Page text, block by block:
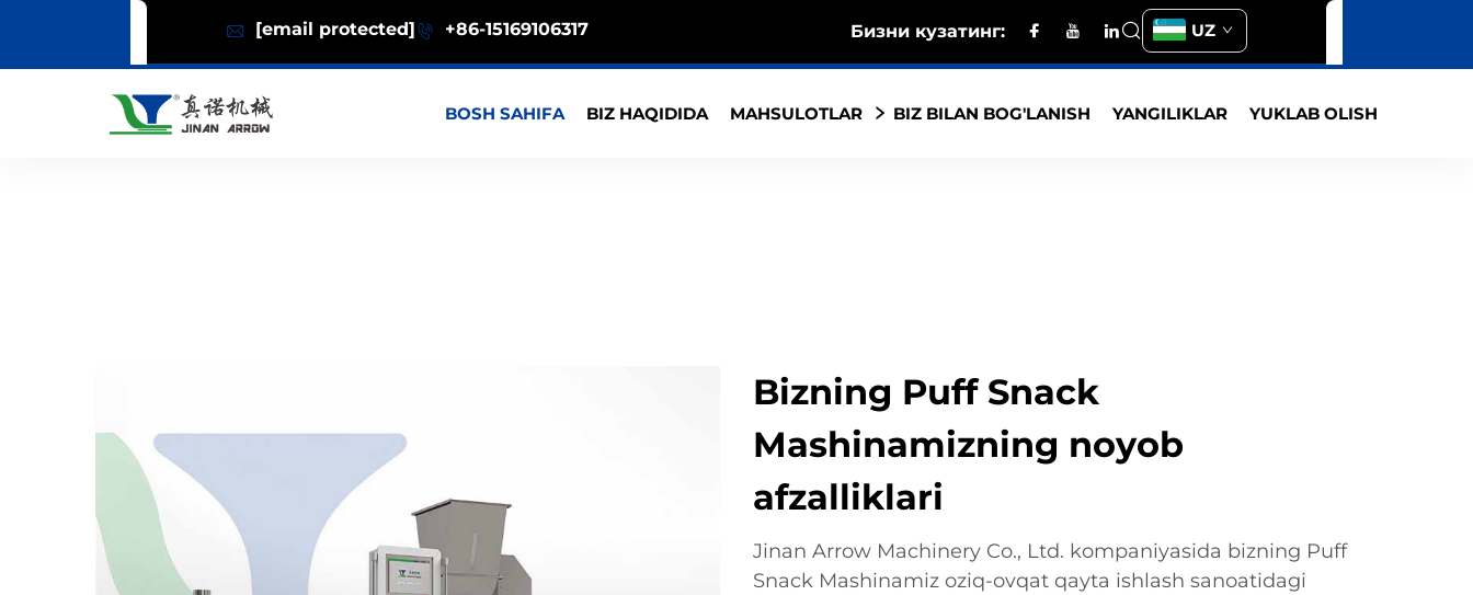
[email protected] +86-15169106317 Бизни кузатинг: UZ
BOSH SAHIFA BIZ HAQIDIDA MAHSULOTLAR BIZ BILAN BOG'LANISH YANGILIKLAR YUKLAB OLISH
Bizning Puff Snack
Mashinamizning noyob
afzalliklari
Jinan Arrow Machinery Co., Ltd. kompaniyasida bizning Puff
Snack Mashinamiz oziq-ovqat qayta ishlash sanoatidagi